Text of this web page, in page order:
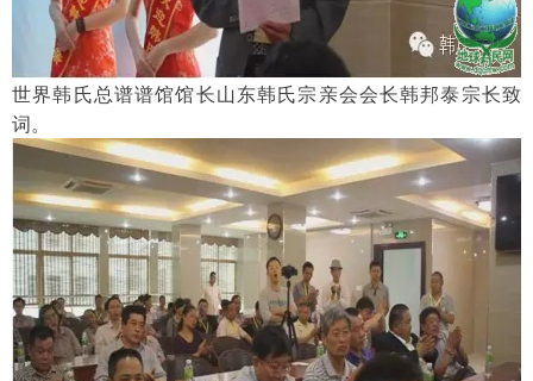
世界韩氏总谱谱馆馆长山东韩氏宗亲会会长韩邦泰宗长致
词。